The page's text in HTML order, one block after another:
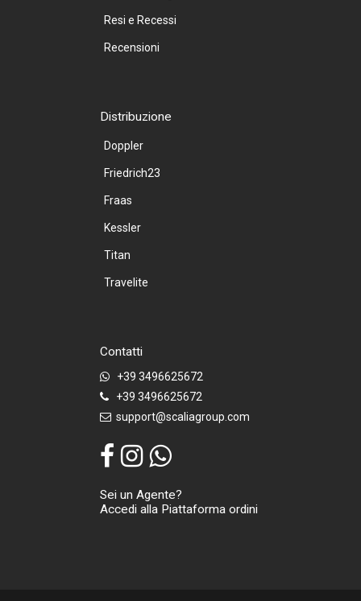
Resi e Recessi
Recensioni
Distribuzione
Doppler
Friedrich23
Fraas
Kessler
Titan
Travelite
Contatti
+39 3496625672
+39 3496625672
support@scaliagroup.com
Sei un Agente?
Accedi alla Piattaforma ordini